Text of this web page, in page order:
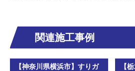
関連施工事例
【神奈川県横浜市】すりガ
【